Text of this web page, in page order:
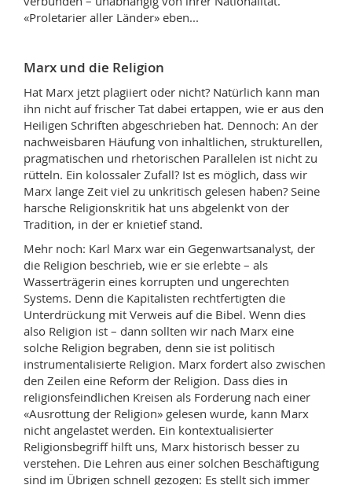
«Proletarier aller Länder» eben...
Marx und die Religion
Hat Marx jetzt plagiiert oder nicht? Natürlich kann man
ihn nicht auf frischer Tat dabei ertappen, wie er aus den
Heiligen Schriften abgeschrieben hat. Dennoch: An der
nachweisbaren Häufung von inhaltlichen, strukturellen,
pragmatischen und rhetorischen Parallelen ist nicht zu
rütteln. Ein kolossaler Zufall? Ist es möglich, dass wir
Marx lange Zeit viel zu unkritisch gelesen haben? Seine
harsche Religionskritik hat uns abgelenkt von der
Tradition, in der er knietief stand.
Mehr noch: Karl Marx war ein Gegenwartsanalyst, der
die Religion beschrieb, wie er sie erlebte – als
Wasserträgerin eines korrupten und ungerechten
Systems. Denn die Kapitalisten rechtfertigten die
Unterdrückung mit Verweis auf die Bibel. Wenn dies
also Religion ist – dann sollten wir nach Marx eine
solche Religion begraben, denn sie ist politisch
instrumentalisierte Religion. Marx fordert also zwischen
den Zeilen eine Reform der Religion. Dass dies in
religionsfeindlichen Kreisen als Forderung nach einer
«Ausrottung der Religion» gelesen wurde, kann Marx
nicht angelastet werden. Ein kontextualisierter
Religionsbegriff hilft uns, Marx historisch besser zu
verstehen. Die Lehren aus einer solchen Beschäftigung
sind im Übrigen schnell gezogen: Es stellt sich immer